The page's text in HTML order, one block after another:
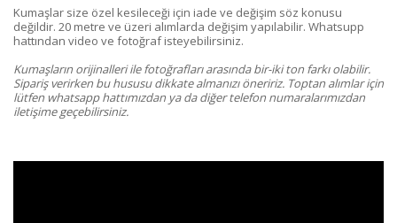
Kumaşlar size özel kesileceği için iade ve değişim söz konusu
değildir. 20 metre ve üzeri alımlarda değişim yapılabilir. Whatsupp
hattından video ve fotoğraf isteyebilirsiniz.
Kumaşların orijinalleri ile fotoğrafları arasında bir-iki ton farkı olabilir.
Sipariş verirken bu hususu dikkate almanızı öneririz. Toptan alımlar için
lütfen whatsapp hattımızdan ya da diğer telefon numaralarımızdan
iletişime geçebilirsiniz.